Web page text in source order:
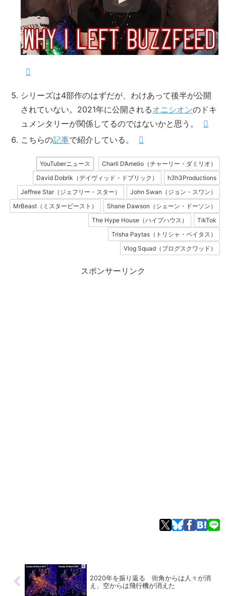
シリーズは4部作のはずだが、わけあって後半が公開
されていない。2021年に公開されるオニシオンのドキ
ュメンタリーが関係してるのではないかと思う。
こちらの記事で紹介している。
YouTuberニュース
Charli D’Amelio（チャーリー・ダミリオ）
David Dobrik（デイヴィッド・ドブリック）
h3h3Productions
Jeffree Star（ジェフリー・スター）
John Swan（ジョン・スワン）
MrBeast（ミスタービースト）
Shane Dawson（シェーン・ドーソン）
The Hype House（ハイプハウス）
TikTok
Trisha Paytas（トリシャ・ペイタス）
Vlog Squad（ブログスクワッド）
スポンサーリンク
2020年を振り返る 街角からは人々が消
え、空からは飛行機が消えた